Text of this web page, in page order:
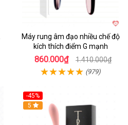
Máy rung âm đạo nhiều chế độ
kích thích điểm G mạnh
860.000₫ 1.410.000₫
(979)
-45%
Hot
5